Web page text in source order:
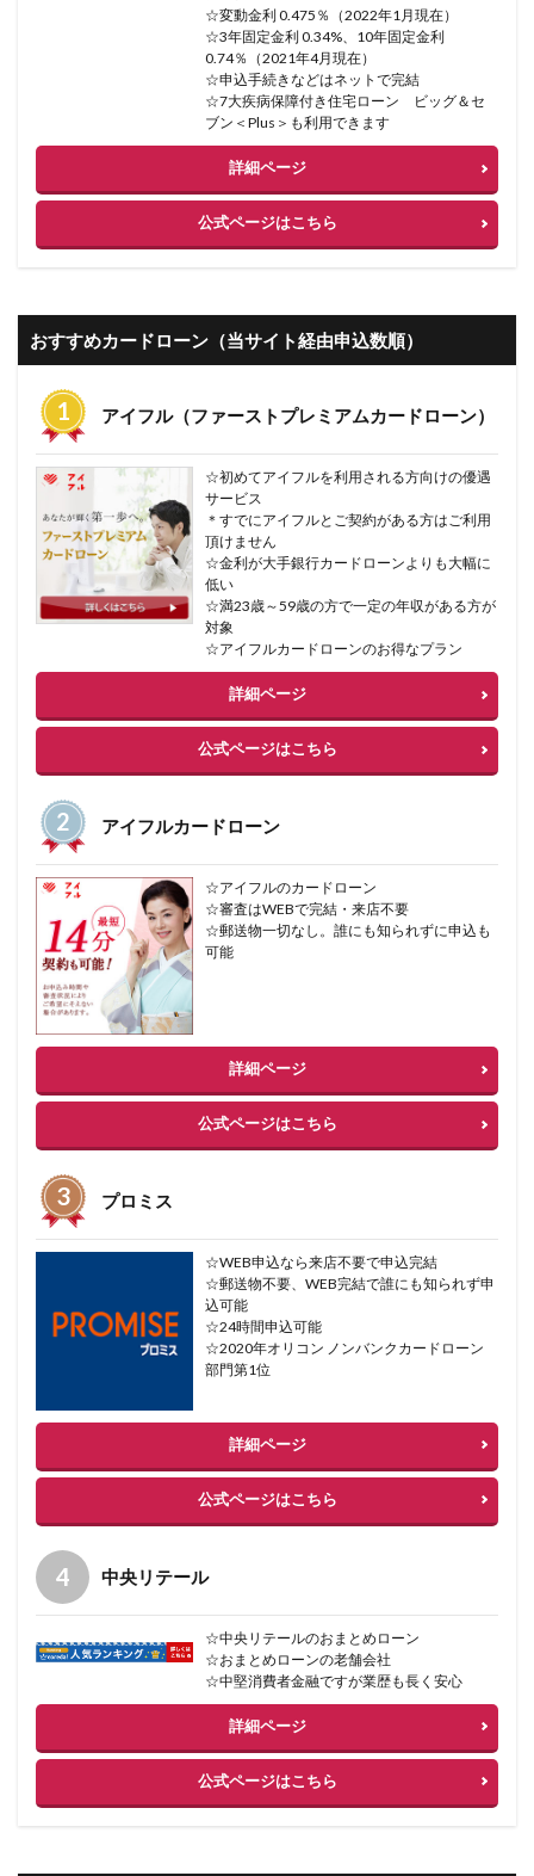
☆変動金利 0.475％（2022年1月現在）
☆3年固定金利 0.34%、10年固定金利
0.74％（2021年4月現在）
☆申込手続きなどはネットで完結
☆7大疾病保障付き住宅ローン ビッグ＆セ
ブン＜Plus＞も利用できます
詳細ページ
公式ページはこちら
おすすめカードローン（当サイト経由申込数順）
アイフル（ファーストプレミアムカードローン）
☆初めてアイフルを利用される方向けの優遇
サービス
＊すでにアイフルとご契約がある方はご利用
頂けません
☆金利が大手銀行カードローンよりも大幅に
低い
☆満23歳～59歳の方で一定の年収がある方が
対象
☆アイフルカードローンのお得なプラン
詳細ページ
公式ページはこちら
アイフルカードローン
☆アイフルのカードローン
☆審査はWEBで完結・来店不要
☆郵送物一切なし。誰にも知られずに申込も
可能
詳細ページ
公式ページはこちら
プロミス
☆WEB申込なら来店不要で申込完結
☆郵送物不要、WEB完結で誰にも知られず申
込可能
☆24時間申込可能
☆2020年オリコン ノンバンクカードローン
部門第1位
詳細ページ
公式ページはこちら
中央リテール
☆中央リテールのおまとめローン
☆おまとめローンの老舗会社
☆中堅消費者金融ですが業歴も長く安心
詳細ページ
公式ページはこちら